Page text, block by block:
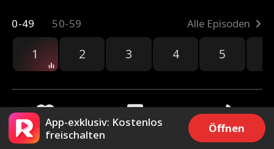
0-49 50-59 Alle Episoden
1 2 3 4 5
12.5k Teilen
App-exklusiv: Kostenlos
freischalten
Öffnen